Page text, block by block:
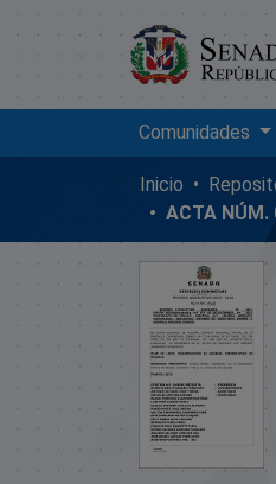
Comunidades
Inicio